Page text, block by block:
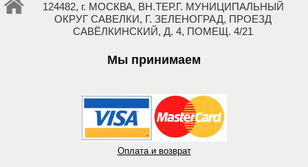
124482, г. МОСКВА, ВН.ТЕР.Г. МУНИЦИПАЛЬНЫЙ
ОКРУГ САВЕЛКИ, Г. ЗЕЛЕНОГРАД, ПРОЕЗД
САВЁЛКИНСКИЙ, Д. 4, ПОМЕЩ. 4/21
Мы принимаем
Оплата и возврат